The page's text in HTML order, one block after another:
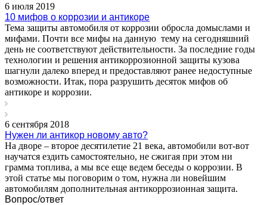
6 июля 2019
10 мифов о коррозии и антикоре
Тема защиты автомобиля от коррозии обросла домыслами и
мифами. Почти все мифы на данную тему на сегодняшний
день не соответствуют действительности. За последние годы
технологии и решения антикоррозионной защиты кузова
шагнули далеко вперед и предоставляют ранее недоступные
возможности. Итак, пора разрушить десяток мифов об
антикоре и коррозии.
6 сентября 2018
Нужен ли антикор новому авто?
На дворе – второе десятилетие 21 века, автомобили вот-вот
научатся ездить самостоятельно, не сжигая при этом ни
грамма топлива, а мы все еще ведем беседы о коррозии. В
этой статье мы поговорим о том, нужна ли новейшим
автомобилям дополнительная антикоррозионная защита.
Вопрос/ответ